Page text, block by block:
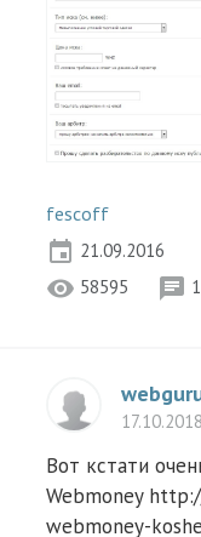
fescoff
event 21.09.2016
visibility 58595 chat 1
Вот кстати
Webmoney
webmoney-